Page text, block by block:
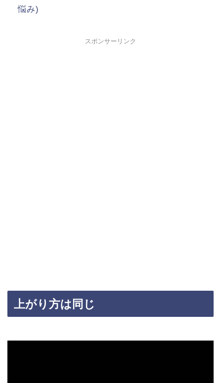
悩み)
スポンサーリンク
上がり方は同じ